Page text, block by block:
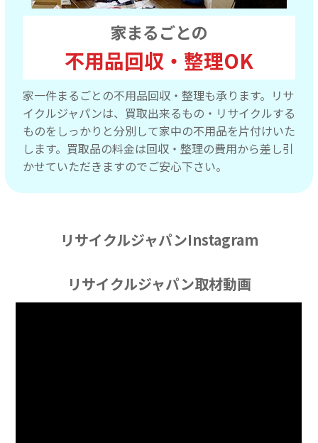
家まるごとの
不用品回収・整理OK
家一件まるごとの不用品回収・整理も承ります。リサ
イクルジャパンは、買取出来るもの・リサイクルする
ものをしっかりと分別して家中の不用品を片付けいた
します。買取品の料金は回収・整理の費用から差し引
かせていただきますのでご安心下さい。
リサイクルジャパンInstagram
リサイクルジャパン取材動画